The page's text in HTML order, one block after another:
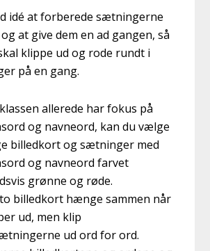
idé at forberede sætningerne
at give dem en ad gangen, så
klippe ud og rode rundt i
på en gang.
allerede har fokus på
og navneord, kan du vælge
billedkort og sætninger med
og navneord farvet
grønne og røde.
billedkort hænge sammen når
ud, men klip
ud ord for ord.